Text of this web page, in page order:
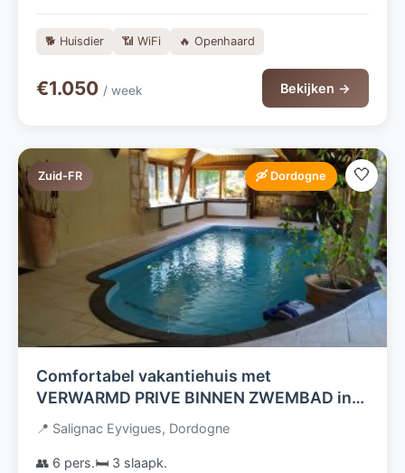
🐕 Huisdier 📶 WiFi 🔥 Openhaard
€1.050 / week Bekijken →
Zuid-FR 🛶 Dordogne 🤍
Comfortabel vakantiehuis met
VERWARMD PRIVE BINNEN ZWEMBAD in
de Dordogne, BIEDT VANAF BEGIN JUNI
PLAATS AAN 6 VOLWASSENEN en 3
KINDEREN!
📍 Salignac Eyvigues, Dordogne
👥 6 pers.🛏️ 3 slaapk.